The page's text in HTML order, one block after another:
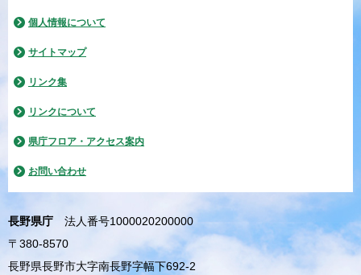
個人情報について
サイトマップ
リンク集
リンクについて
県庁フロア・アクセス案内
お問い合わせ
長野県庁
法人番号1000020200000
〒380-8570
長野県長野市大字南長野字幅下692-2